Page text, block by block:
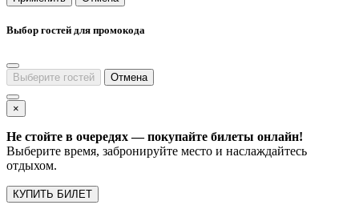
Выбор гостей для промокода
Выберите гостей Отмена
×
Не стойте в очередях — покупайте билеты онлайн!
Выберите время, забронируйте место и наслаждайтесь
отдыхом.
КУПИТЬ БИЛЕТ